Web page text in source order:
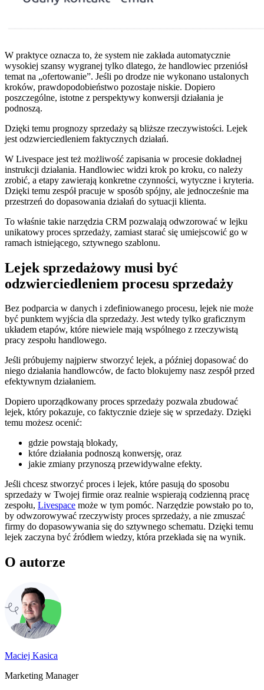
W praktyce oznacza to, że system nie zakłada automatycznie
wysokiej szansy wygranej tylko dlatego, że handlowiec przeniósł
temat na „ofertowanie”. Jeśli po drodze nie wykonano ustalonych
kroków, prawdopodobieństwo pozostaje niskie. Dopiero
poszczególne, istotne z perspektywy konwersji działania je
podnoszą.
Dzięki temu prognozy sprzedaży są bliższe rzeczywistości. Lejek
jest odzwierciedleniem faktycznych działań.
W Livespace jest też możliwość zapisania w procesie dokładnej
instrukcji działania. Handlowiec widzi krok po kroku, co należy
zrobić, a etapy zawierają konkretne czynności, wytyczne i kryteria.
Dzięki temu zespół pracuje w sposób spójny, ale jednocześnie ma
przestrzeń do dopasowania działań do sytuacji klienta.
To właśnie takie narzędzia CRM pozwalają odwzorować w lejku
unikatowy proces sprzedaży, zamiast starać się umiejscowić go w
ramach istniejącego, sztywnego szablonu.
Lejek sprzedażowy musi być
odzwierciedleniem procesu sprzedaży
Bez podparcia w danych i zdefiniowanego procesu, lejek nie może
być punktem wyjścia dla sprzedaży. Jest wtedy tylko graficznym
układem etapów, które niewiele mają wspólnego z rzeczywistą
pracy zespołu handlowego.
Jeśli próbujemy najpierw stworzyć lejek, a później dopasować do
niego działania handlowców, de facto blokujemy nasz zespół przed
efektywnym działaniem.
Dopiero uporządkowany proces sprzedaży pozwala zbudować
lejek, który pokazuje, co faktycznie dzieje się w sprzedaży. Dzięki
temu możesz ocenić:
gdzie powstają blokady,
które działania podnoszą konwersję, oraz
jakie zmiany przynoszą przewidywalne efekty.
Jeśli chcesz stworzyć proces i lejek, które pasują do sposobu
sprzedaży w Twojej firmie oraz realnie wspierają codzienną pracę
zespołu, Livespace może w tym pomóc. Narzędzie powstało po to,
by odwzorowywać rzeczywisty proces sprzedaży, a nie zmuszać
firmy do dopasowywania się do sztywnego schematu. Dzięki temu
lejek zaczyna być źródłem wiedzy, która przekłada się na wynik.
O autorze
Maciej Kasica
Marketing Manager